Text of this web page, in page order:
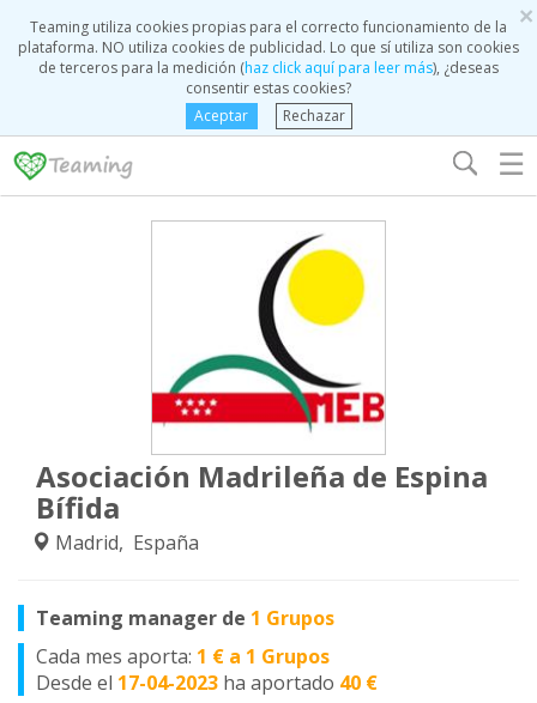
×
Teaming utiliza cookies propias para el correcto funcionamiento de la
plataforma. NO utiliza cookies de publicidad. Lo que sí utiliza son cookies
de terceros para la medición (haz click aquí para leer más), ¿deseas
consentir estas cookies?
Aceptar
Rechazar
☰
Asociación Madrileña de Espina
Bífida
Madrid, España
Teaming manager de 1 Grupos
Cada mes aporta: 1 € a 1 Grupos
Desde el 17-04-2023 ha aportado 40 €